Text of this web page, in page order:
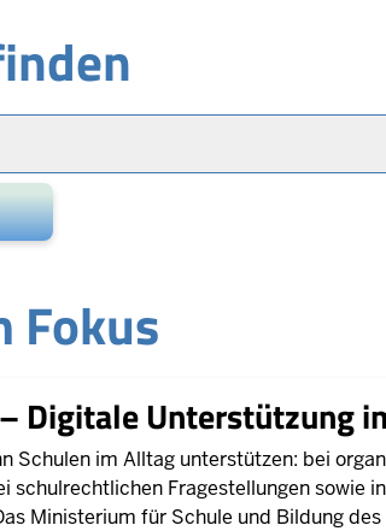
Fokus
Digitale Unterstützung
Schulen im Alltag unterstützen: bei
schulrechtlichen Fragestellungen sowie
Ministerium für Schule und Bildung